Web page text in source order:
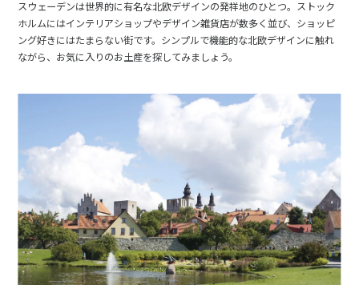
スウェーデンは世界的に有名な北欧デザインの発祥地のひとつ。ストック
ホルムにはインテリアショップやデザイン雑貨店が数多く並び、ショッピ
ング好きにはたまらない街です。シンプルで機能的な北欧デザインに触れ
ながら、お気に入りのお土産を探してみましょう。